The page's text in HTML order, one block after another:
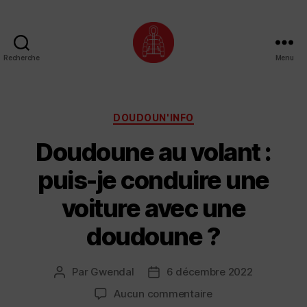
Recherche Menu
Catégories
DOUDOUN'INFO
Doudoune au volant :
puis-je conduire une
voiture avec une
doudoune ?
Auteur
Par Gwendal
Date6 décembre 2022
Aucun commentairesur